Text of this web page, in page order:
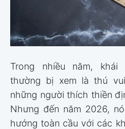
Trong nhiều năm, khái
thường bị xem là thú
những người thích thiền
Nhưng đến năm 2026,
hướng toàn cầu với các